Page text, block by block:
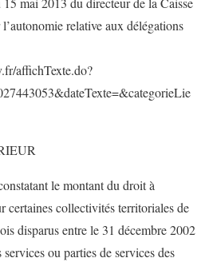
relative aux délégations
affichTexte.do?
le montant du droit à
certaines collectivités territoriales de
disparus entre le 31 décembre 2002
ou parties de services des